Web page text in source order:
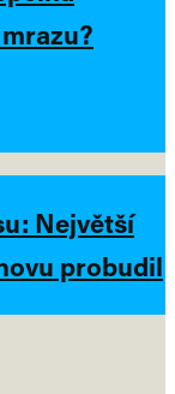
Největší
probudil